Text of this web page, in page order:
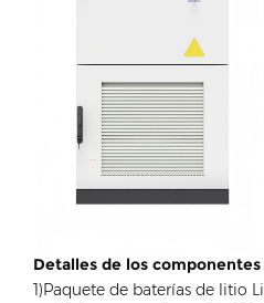
Detalles de los componentes
1)Paquete de baterías de litio